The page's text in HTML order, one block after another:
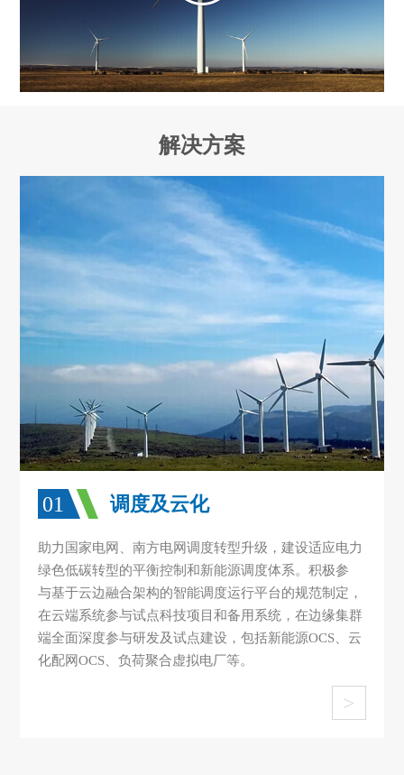
解决方案
01 调度及云化
助力国家电网、南方电网调度转型升级，建设适应电力
绿色低碳转型的平衡控制和新能源调度体系。积极参
与基于云边融合架构的智能调度运行平台的规范制定，
在云端系统参与试点科技项目和备用系统，在边缘集群
端全面深度参与研发及试点建设，包括新能源OCS、云
化配网OCS、负荷聚合虚拟电厂等。
>